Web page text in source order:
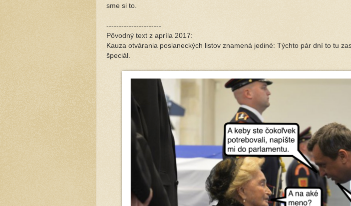
sme si to.
----------------------
Pôvodný text z apríla 2017:
Kauza otvárania poslaneckých listov znamená jediné: Týchto pár dní to tu
špeciál.